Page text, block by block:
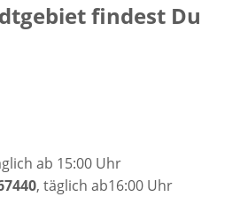
findest Du
ab 15:00 Uhr
, täglich ab16:00 Uhr